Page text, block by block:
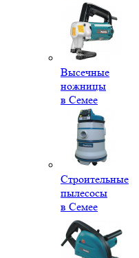
Высечные
ножницы
в Семее
Строительные
пылесосы
в Семее